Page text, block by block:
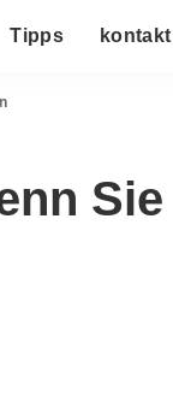
Tipps kontakt
Sie